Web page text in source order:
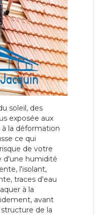
soleil, des
exposée aux
la déformation
ce qui
de votre
d'une humidité
l'isolant,
traces d'eau
à la
avant
de la